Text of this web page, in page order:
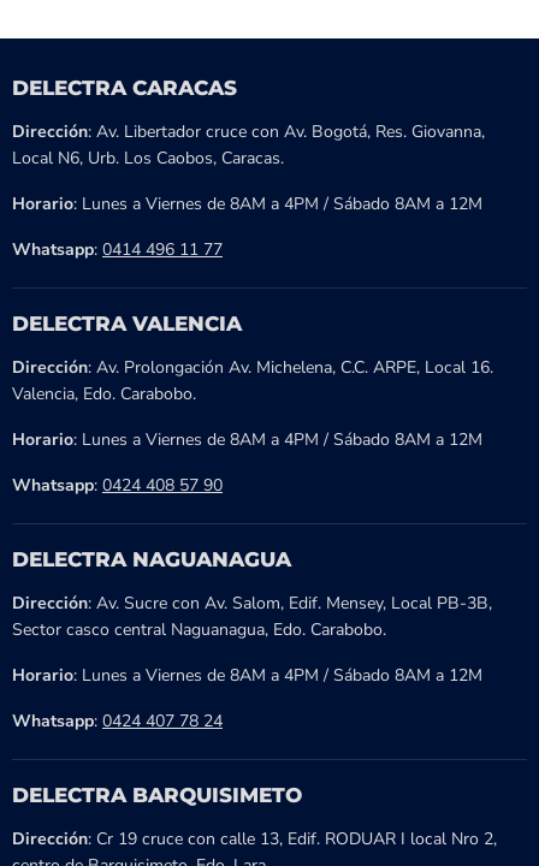
DELECTRA CARACAS
Dirección: Av. Libertador cruce con Av. Bogotá, Res. Giovanna,
Local N6, Urb. Los Caobos, Caracas.
Horario: Lunes a Viernes de 8AM a 4PM / Sábado 8AM a 12M
Whatsapp: 0414 496 11 77
DELECTRA VALENCIA
Dirección: Av. Prolongación Av. Michelena, C.C. ARPE, Local 16.
Valencia, Edo. Carabobo.
Horario: Lunes a Viernes de 8AM a 4PM / Sábado 8AM a 12M
Whatsapp: 0424 408 57 90
DELECTRA NAGUANAGUA
Dirección: Av. Sucre con Av. Salom, Edif. Mensey, Local PB-3B,
Sector casco central Naguanagua, Edo. Carabobo.
Horario: Lunes a Viernes de 8AM a 4PM / Sábado 8AM a 12M
Whatsapp: 0424 407 78 24
DELECTRA BARQUISIMETO
Dirección: Cr 19 cruce con calle 13, Edif. RODUAR I local Nro 2,